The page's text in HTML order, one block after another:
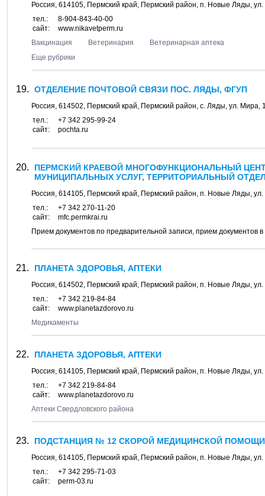
Россия, 614105, Пермский край, Пермский район, п. Новые Ляды, ул.
тел.:
8-904-843-40-00
сайт:
www.nikavetperm.ru
Вакцинация
Ветеринария
Ветеринарная аптека
Еще рубрики
ОТДЕЛЕНИЕ ПОЧТОВОЙ СВЯЗИ ПОС. ЛЯДЫ, ФГУП
Россия, 614502, Пермский край, Пермский район, с. Ляды, ул. Мира,
тел.:
+7 342 295-99-24
сайт:
pochta.ru
ПЕРМСКИЙ КРАЕВОЙ МНОГОФУНКЦИОНАЛЬНЫЙ
МУНИЦИПАЛЬНЫХ УСЛУГ, ТЕРРИТОРИАЛЬНЫЙ
Россия, 614105, Пермский край, Пермский район, п. Новые Ляды, ул.
тел.:
+7 342 270-11-20
сайт:
mfc.permkrai.ru
Прием документов по предварительной записи, прием документов
ПЛАНЕТА ЗДОРОВЬЯ, АПТЕКИ
Россия, 614502, Пермский край, Пермский район, п. Новые Ляды, ул.
тел.:
+7 342 219-84-84
сайт:
www.planetazdorovo.ru
Медикаменты
ПЛАНЕТА ЗДОРОВЬЯ, АПТЕКИ
Россия, 614105, Пермский край, Пермский район, п. Новые Ляды, ул.
тел.:
+7 342 219-84-84
сайт:
www.planetazdorovo.ru
Аптеки Свердловского района
ПОДСТАНЦИЯ № 12 СКОРОЙ МЕДИЦИНСКОЙ
Россия, 614105, Пермский край, Пермский район, п. Новые Ляды, ул.
тел.:
+7 342 295-71-03
сайт:
perm-03.ru